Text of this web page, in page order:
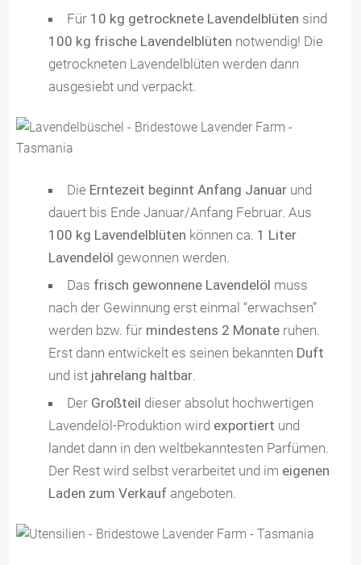
Für 10 kg getrocknete Lavendelblüten sind
100 kg frische Lavendelblüten notwendig! Die
getrockneten Lavendelblüten werden dann
ausgesiebt und verpackt.
Die Erntezeit beginnt Anfang Januar und
dauert bis Ende Januar/Anfang Februar. Aus
100 kg Lavendelblüten können ca. 1 Liter
Lavendelöl gewonnen werden.
Das frisch gewonnene Lavendelöl muss
nach der Gewinnung erst einmal “erwachsen”
werden bzw. für mindestens 2 Monate ruhen.
Erst dann entwickelt es seinen bekannten Duft
und ist jahrelang haltbar.
Der Großteil dieser absolut hochwertigen
Lavendelöl-Produktion wird exportiert und
landet dann in den weltbekanntesten Parfümen.
Der Rest wird selbst verarbeitet und im eigenen
Laden zum Verkauf angeboten.